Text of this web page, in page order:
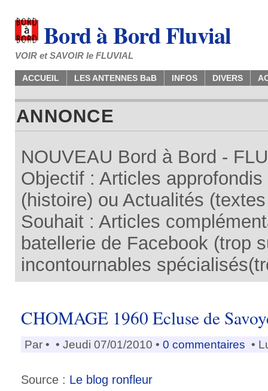
Bord à Bord Fluvial
VOIR et SAVOIR le FLUVIAL
ACCUEIL LES ANTENNES BaB INFOS DIVERS
ANNONCE
NOUVEAU Bord à Bord -
Objectif : Articles
(histoire) ou Actualités
Souhait : Articles
batellerie de Facebook (trop
incontournables
CHOMAGE 1960 Ecluse de
Par • • Jeudi 07/01/2010 • 0 commentaires •
Source : Le blog ronfleur